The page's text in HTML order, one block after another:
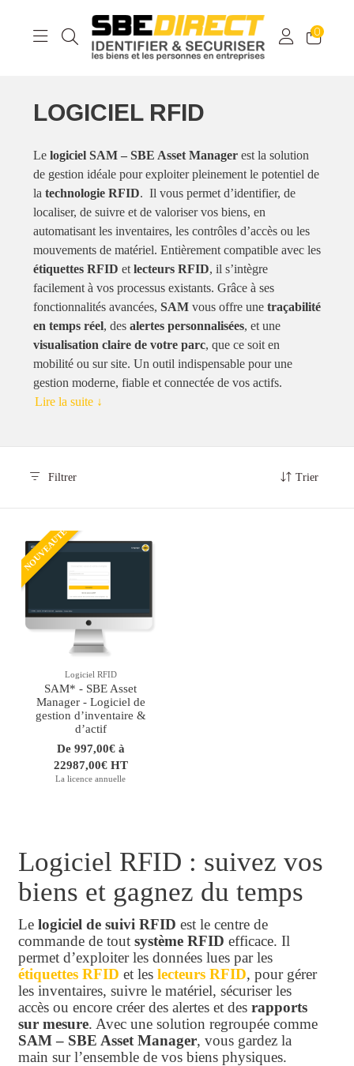
0
LOGICIEL RFID
Le logiciel SAM – SBE Asset Manager est la solution
de gestion idéale pour exploiter pleinement le potentiel de
la technologie RFID. Il vous permet d’identifier, de
localiser, de suivre et de valoriser vos biens, en
automatisant les inventaires, les contrôles d’accès ou les
mouvements de matériel. Entièrement compatible avec les
étiquettes RFID et lecteurs RFID, il s’intègre
facilement à vos processus existants. Grâce à ses
fonctionnalités avancées, SAM vous offre une traçabilité
en temps réel, des alertes personnalisées, et une
visualisation claire de votre parc, que ce soit en
mobilité ou sur site. Un outil indispensable pour une
gestion moderne, fiable et connectée de vos actifs.
Lire la suite ↓
Filtrer Trier
NOUVEAUTÉ
Logiciel RFID
SAM* - SBE Asset
Manager - Logiciel de
gestion d’inventaire &
d’actif
De 997,00€ à
22987,00€ HT
La licence annuelle
Logiciel RFID : suivez vos
biens et gagnez du temps
Le logiciel de suivi RFID est le centre de
commande de tout système RFID efficace. Il
permet d’exploiter les données lues par les
étiquettes RFID et les lecteurs RFID, pour gérer
les inventaires, suivre le matériel, sécuriser les
accès ou encore créer des alertes et des rapports
sur mesure. Avec une solution regroupée comme
SAM – SBE Asset Manager, vous gardez la
main sur l’ensemble de vos biens physiques.